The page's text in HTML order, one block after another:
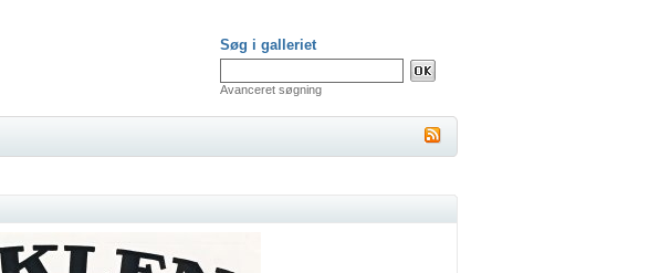
Søg i galleriet
Avanceret søgning